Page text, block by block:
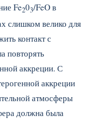
Fe203/FeO в
слишком велико для
контакт с
повторять
аккреции. С
аккреции
атмосферы
должна была